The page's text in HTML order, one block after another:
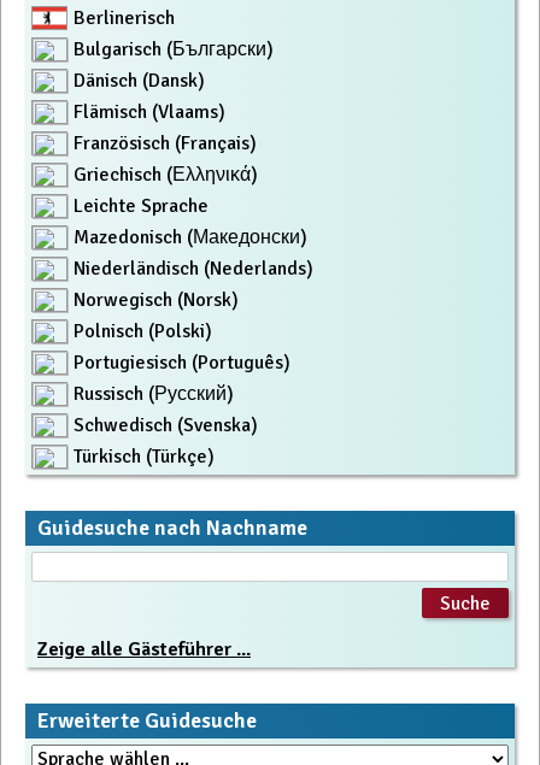
Berlinerisch
Bulgarisch (Български)
Dänisch (Dansk)
Flämisch (Vlaams)
Französisch (Français)
Griechisch (Ελληνικά)
Leichte Sprache
Mazedonisch (Македонски)
Niederländisch (Nederlands)
Norwegisch (Norsk)
Polnisch (Polski)
Portugiesisch (Português)
Russisch (Русский)
Schwedisch (Svenska)
Türkisch (Türkçe)
Guidesuche nach Nachname
Zeige alle Gästeführer ...
Erweiterte Guidesuche